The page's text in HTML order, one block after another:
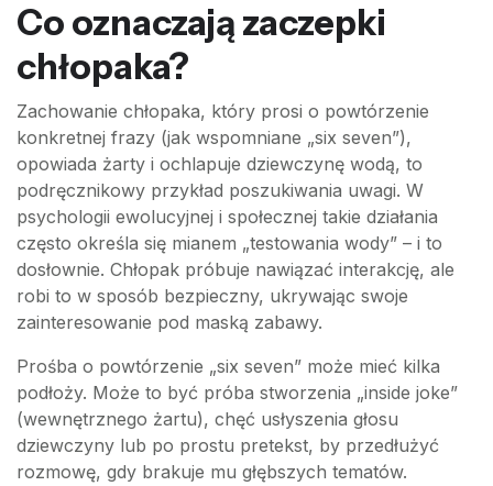
Co oznaczają zaczepki
chłopaka?
Zachowanie chłopaka, który prosi o powtórzenie
konkretnej frazy (jak wspomniane „six seven”),
opowiada żarty i ochlapuje dziewczynę wodą, to
podręcznikowy przykład poszukiwania uwagi. W
psychologii ewolucyjnej i społecznej takie działania
często określa się mianem „testowania wody” – i to
dosłownie. Chłopak próbuje nawiązać interakcję, ale
robi to w sposób bezpieczny, ukrywając swoje
zainteresowanie pod maską zabawy.
Prośba o powtórzenie „six seven” może mieć kilka
podłoży. Może to być próba stworzenia „inside joke”
(wewnętrznego żartu), chęć usłyszenia głosu
dziewczyny lub po prostu pretekst, by przedłużyć
rozmowę, gdy brakuje mu głębszych tematów.